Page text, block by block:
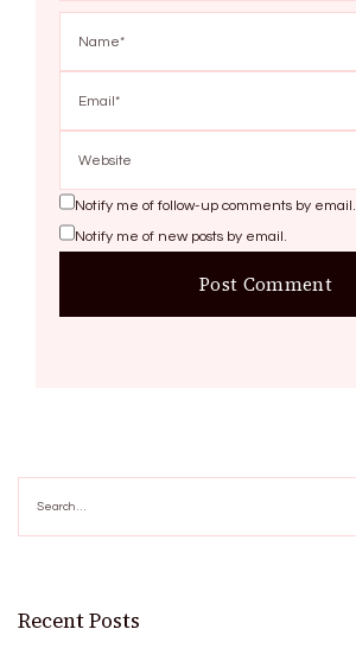
Notify me of follow-up comments by email.
Notify me of new posts by email.
for:
Recent Posts